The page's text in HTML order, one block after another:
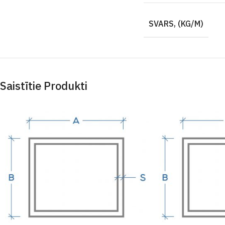
SVARS, (KG/M)
Saistītie Produkti